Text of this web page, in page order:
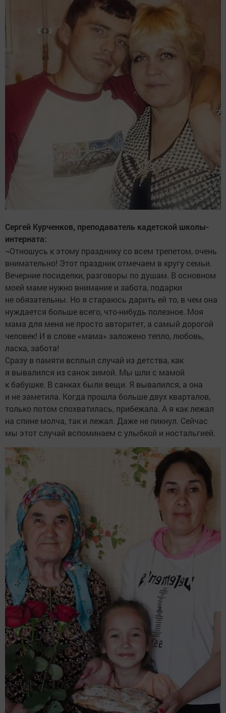
Сергей Курченков, преподаватель кадетской школы-
интерната:
¬Отношусь к этому празднику со всем трепетом, очень
внимательно! Этот праздник отмечаем в кругу семьи.
Вечерние посиделки, разговоры по душам. В основном
моей маме нужно внимание и забота, подарки
не обязательны. Но я стараюсь дарить ей то, в чем она
нуждается больше всего, что-нибудь полезное. Моя
мама для меня не просто авторитет, а самый дорогой
человек! И в слове «мама» заложено тепло, любовь,
ласка, забота!
Сразу в памяти всплыл случай из детства, как
я вывалился из санок зимой. Мы шли с мамой
к бабушке. В санках были вещи. Я вывалился, а она
и не заметила. Когда прошла больше двух кварталов,
только потом спохватилась, прибежала. А я как лежал
на спине молча, так и лежал. Даже не пикнул. Сейчас
мы этот случай вспоминаем с улыбкой и ностальгией.